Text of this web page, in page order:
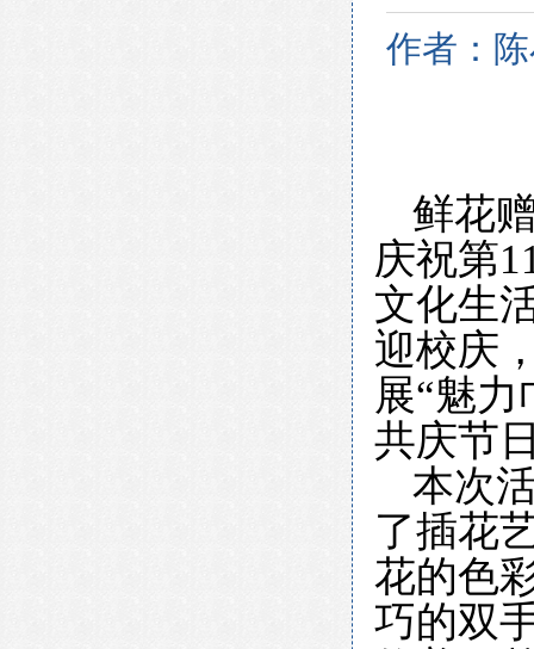
作者：​
鲜花
庆祝第
文化生
迎校庆
展“魅
共庆节
本次
了插花
花的色
巧的双